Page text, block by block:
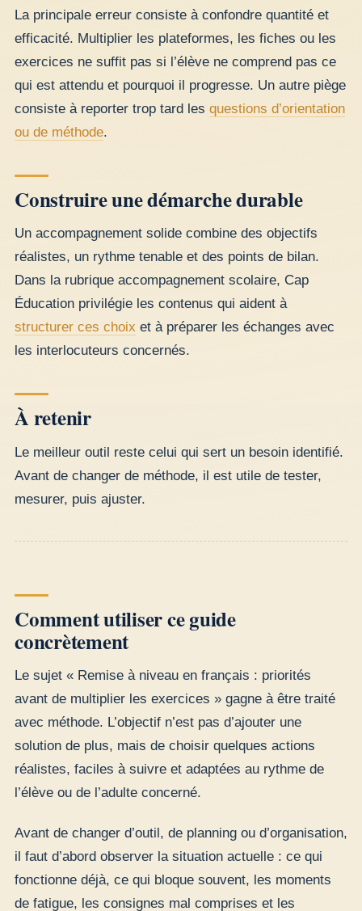
La principale erreur consiste à confondre quantité et
efficacité. Multiplier les plateformes, les fiches ou les
exercices ne suffit pas si l’élève ne comprend pas ce
qui est attendu et pourquoi il progresse. Un autre piège
consiste à reporter trop tard les questions d’orientation
ou de méthode.
Construire une démarche durable
Un accompagnement solide combine des objectifs
réalistes, un rythme tenable et des points de bilan.
Dans la rubrique accompagnement scolaire, Cap
Éducation privilégie les contenus qui aident à
structurer ces choix et à préparer les échanges avec
les interlocuteurs concernés.
À retenir
Le meilleur outil reste celui qui sert un besoin identifié.
Avant de changer de méthode, il est utile de tester,
mesurer, puis ajuster.
Comment utiliser ce guide
concrètement
Le sujet « Remise à niveau en français : priorités
avant de multiplier les exercices » gagne à être traité
avec méthode. L’objectif n’est pas d’ajouter une
solution de plus, mais de choisir quelques actions
réalistes, faciles à suivre et adaptées au rythme de
l’élève ou de l’adulte concerné.
Avant de changer d’outil, de planning ou d’organisation,
il faut d’abord observer la situation actuelle : ce qui
fonctionne déjà, ce qui bloque souvent, les moments
de fatigue, les consignes mal comprises et les